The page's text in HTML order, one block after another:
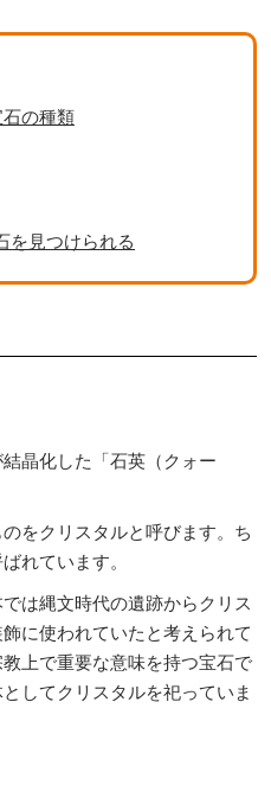
の種類
を見つけられる
晶化した「石英（クォー
をクリスタルと呼びます。ち
れています。
は縄文時代の遺跡からクリス
に使われていたと考えられて
上で重要な意味を持つ宝石で
してクリスタルを祀っていま